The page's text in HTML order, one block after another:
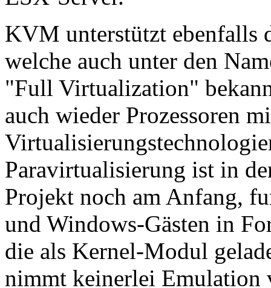
KVM unterstützt ebenfalls
welche auch unter den
"Full Virtualization"
auch wieder Prozessoren
Paravirtualisierung ist in
Projekt noch am Anfang,
und Windows-Gästen in
die als Kernel-Modul
nimmt keinerlei Emulation